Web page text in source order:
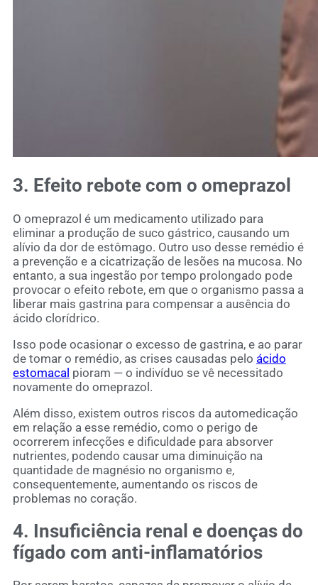
3. Efeito rebote com o omeprazol
O omeprazol é um medicamento utilizado para
eliminar a produção de suco gástrico, causando um
alívio da dor de estômago. Outro uso desse remédio é
a prevenção e a cicatrização de lesões na mucosa. No
entanto, a sua ingestão por tempo prolongado pode
provocar o efeito rebote, em que o organismo passa a
liberar mais gastrina para compensar a ausência do
ácido clorídrico.
Isso pode ocasionar o excesso de gastrina, e ao parar
de tomar o remédio, as crises causadas pelo ácido
estomacal pioram — o indivíduo se vê necessitado
novamente do omeprazol.
Além disso, existem outros riscos da automedicação
em relação a esse remédio, como o perigo de
ocorrerem infecções e dificuldade para absorver
nutrientes, podendo causar uma diminuição na
quantidade de magnésio no organismo e,
consequentemente, aumentando os riscos de
problemas no coração.
4. Insuficiência renal e doenças do
fígado com anti-inflamatórios